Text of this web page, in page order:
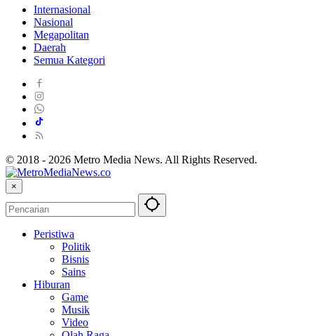
Internasional
Nasional
Megapolitan
Daerah
Semua Kategori
© 2018 - 2026 Metro Media News. All Rights Reserved.
×
Peristiwa
Politik
Bisnis
Sains
Hiburan
Game
Musik
Video